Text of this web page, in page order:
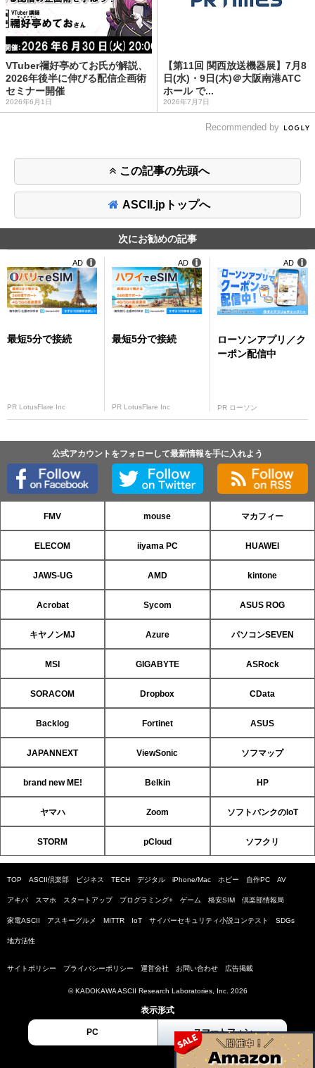
VTuber禰好亭めてお氏が解説、
2026年後半に伸びる配信企画術
セミナー開催
2026年6月1日
【第11回 関西放送機器展】7月8
日(水)・9日(木)＠大阪南港ATC
ホール で...
2026年7月7日
Recommended by
この記事の先頭へ
ASCII.jpトップへ
次にお勧めの記事
最短5分で接続
PR LotusFlare Inc
AD
最短5分で接続
PR LotusFlare Inc
AD
ローソンアプリ／ク
ーポン配信中
PR ローソン
AD
公式アカウントをフォローして最新情報を手に入れよう
FMV mouse マカフィー
ELECOM iiyama PC HUAWEI
JAWS-UG AMD kintone
Acrobat Sycom ASUS ROG
キヤノンMJ Azure パソコンSEVEN
MSI GIGABYTE ASRock
SORACOM Dropbox CData
Backlog Fortinet ASUS
JAPANNEXT ViewSonic ソフマップ
brand new ME! Belkin HP
ヤマハ Zoom ソフトバンクのIoT
STORM pCloud ソフクリ
TOP ASCII倶楽部 ビジネス TECH デジタル iPhone/Mac ホビー 自作PC AV
アキバ スマホ スタートアップ プログラミング+ ゲーム 格安SIM 倶楽部情報局
家電ASCII アスキーグルメ MITTR IoT サイバーセキュリティ小説コンテスト SDGs
地方活性
サイトポリシー プライバシーポリシー 運営会社 お問い合わせ 広告掲載
© KADOKAWA ASCII Research Laboratories, Inc. 2026
表示形式
PC スマートフォン